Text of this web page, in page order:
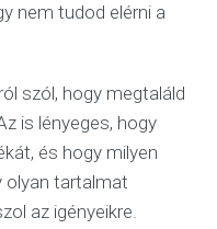
nem tudod elérni a
szól, hogy megtaláld
is lényeges, hogy
és hogy milyen
olyan tartalmat
az igényeikre.